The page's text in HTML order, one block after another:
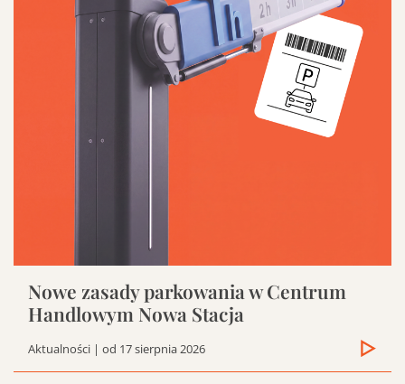
Jak dojadę do Nowej Stacji
Nowe zasady parkowania w Centrum
Handlowym Nowa Stacja
Aktualności | od 17 sierpnia 2026